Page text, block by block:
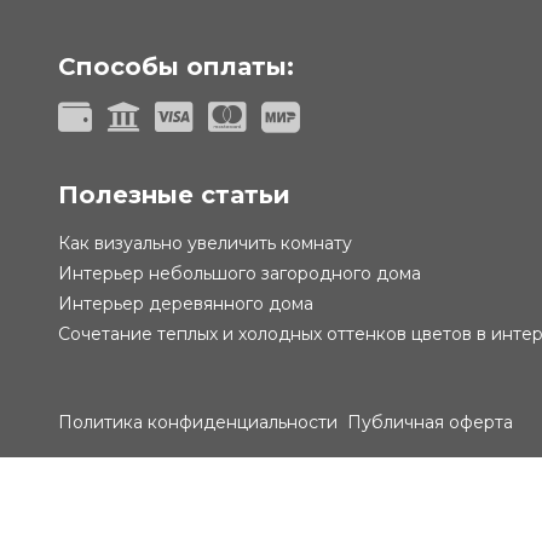
Способы оплаты:
Полезные статьи
Как визуально увеличить комнату
Интерьер небольшого загородного дома
Интерьер деревянного дома
Сочетание теплых и холодных оттенков цветов в
Политика конфиденциальности Публичная оферта